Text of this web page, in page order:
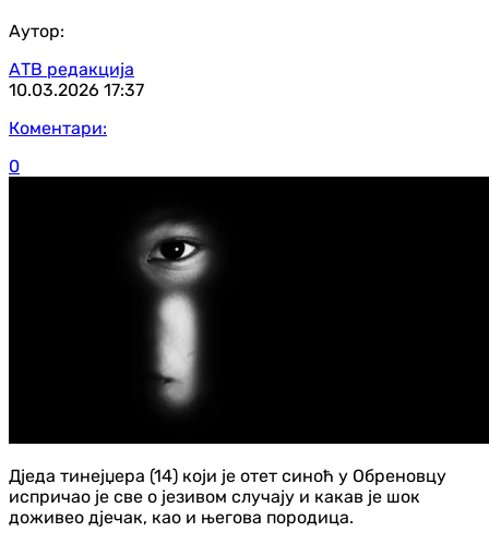
Аутор:
АТВ редакција
10.03.2026 17:37
Коментари:
0
Дједа тинејџера (14) који је отет синоћ у Обреновцу
испричао је све о језивом случају и какав је шок
доживео дјечак, као и његова породица.